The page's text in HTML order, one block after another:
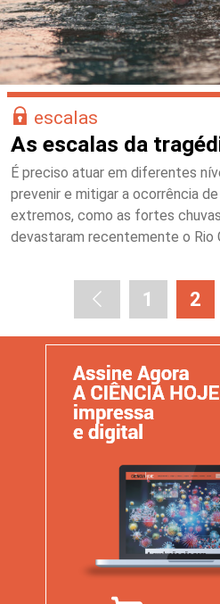
escalas
As escalas da
É preciso atuar em diferentes
prevenir e mitigar a ocorrência
extremos, como as fortes
devastaram recentemente o Rio
1 2